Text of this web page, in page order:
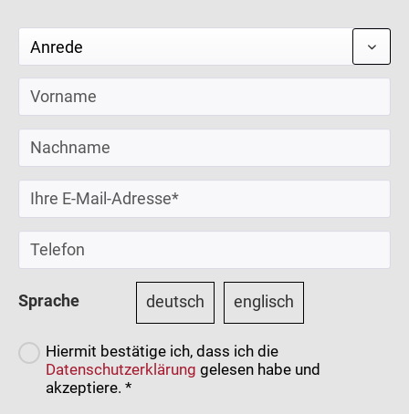
Sprache deutsch englisch
Hiermit bestätige ich, dass ich die
Datenschutzerklärung gelesen habe und
akzeptiere. *